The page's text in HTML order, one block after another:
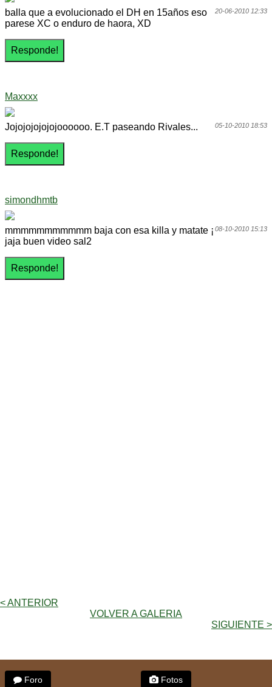
20-06-2010 12:33
balla que a evolucionado el DH en 15años eso
parese XC o enduro de haora, XD
Maxxxx
05-10-2010 18:53
Jojojojojojojoooooo. E.T paseando Rivales...
simondhmtb
08-10-2010 15:13
mmmmmmmmmmm baja con esa killa y matate ¡
jaja buen video sal2
< ANTERIOR
VOLVER A GALERIA
SIGUIENTE >
Foro
Fotos